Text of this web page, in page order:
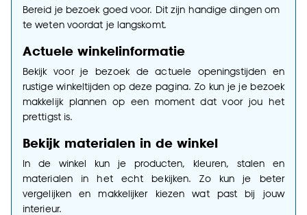
Bereid je bezoek goed voor. Dit zijn handige dingen om
te weten voordat je langskomt.
Actuele winkelinformatie
Bekijk voor je bezoek de actuele openingstijden en
rustige winkeltijden op deze pagina. Zo kun je je bezoek
makkelijk plannen op een moment dat voor jou het
prettigst is.
Bekijk materialen in de winkel
In de winkel kun je producten, kleuren, stalen en
materialen in het echt bekijken. Zo kun je beter
vergelijken en makkelijker kiezen wat past bij jouw
interieur.